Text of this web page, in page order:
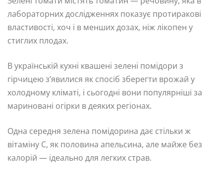
лабораторних дослідженнях показує протиракові
властивості, хоч і в менших дозах, ніж лікопен у
стиглих плодах.
В українській кухні квашені зелені помідори з
гірчицею з’явилися як спосіб зберегти врожай у
холодному кліматі, і сьогодні вони популярніші за
мариновані огірки в деяких регіонах.
Одна середня зелена помідорина дає стільки ж
вітаміну C, як половина апельсина, але майже без
калорій — ідеально для легких страв.